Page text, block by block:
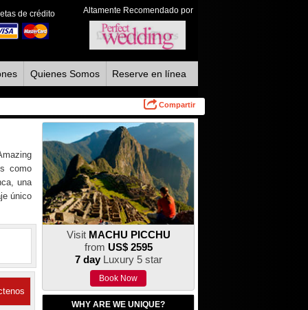
de crédito Altamente Recomendado por
Quienes Somos Reserve en línea
Compartir
como
una
único
Visit MACHU PICCHU
from US$ 2595
7 dayLuxury 5 star
Book Now
WHY ARE WE UNIQUE?